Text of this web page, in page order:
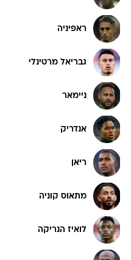
ראפיניה
גבריאל מרטינלי
ניימאר
אנדריק
ריאן
מתאוס קוניה
לואיז הנריקה